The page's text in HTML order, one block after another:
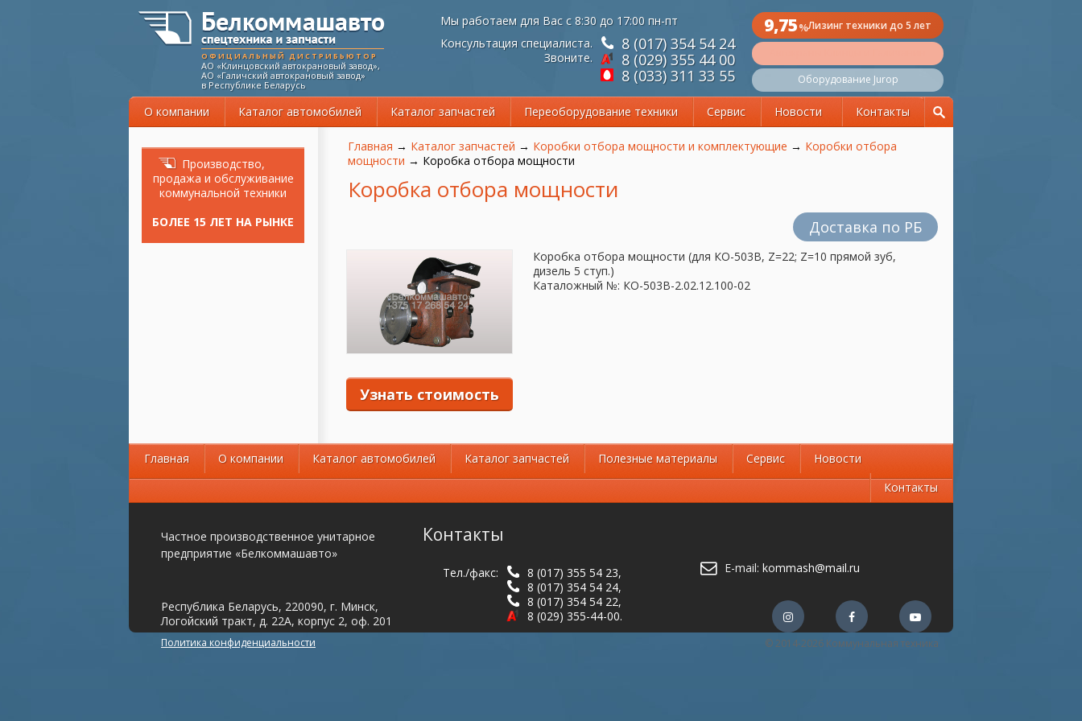
ОФИЦИАЛЬНЫЙ ДИСТРИБЬЮТОР
АО «Клинцовский автокрановый завод»,
АО «Галичский автокрановый завод»
в Республике Беларусь
Мы работаем для Вас с 8:30 до 17:00 пн-пт
Консультация специалиста.
Звоните.
8 (017) 354 54 24
8 (029) 355 44 00
8 (033) 311 33 55
9,75%Лизинг техники до 5 лет
Оборудование Jurop
О компании Каталог автомобилей Каталог запчастей Переоборудование техники Сервис Новости
Контакты
Главная → Каталог запчастей → Коробки отбора мощности и комплектующие → Коробки отбора
мощности → Коробка отбора мощности
Коробка отбора мощности
Доставка по РБ
Узнать стоимость
Коробка отбора мощности (для КО-503В, Z=22; Z=10 прямой зуб,
дизель 5 ступ.)
Каталожный №: КО-503В-2.02.12.100-02
Производство,
продажа и обслуживание
коммунальной техники
БОЛЕЕ 15 ЛЕТ НА РЫНКЕ
Главная О компании Каталог автомобилей Каталог запчастей Полезные материалы Сервис
Новости
Контакты
Частное производственное унитарное
предприятие «Белкоммашавто»
Республика Беларусь, 220090, г. Минск,
Логойский тракт, д. 22А, корпус 2, оф. 201
Политика конфиденциальности
Контакты
Тел./факс: 8 (017) 355 54 23,
8 (017) 354 54 24,
8 (017) 354 54 22,
8 (029) 355-44-00.
E-mail: kommash@mail.ru
© 2014-2026 Коммунальная техника